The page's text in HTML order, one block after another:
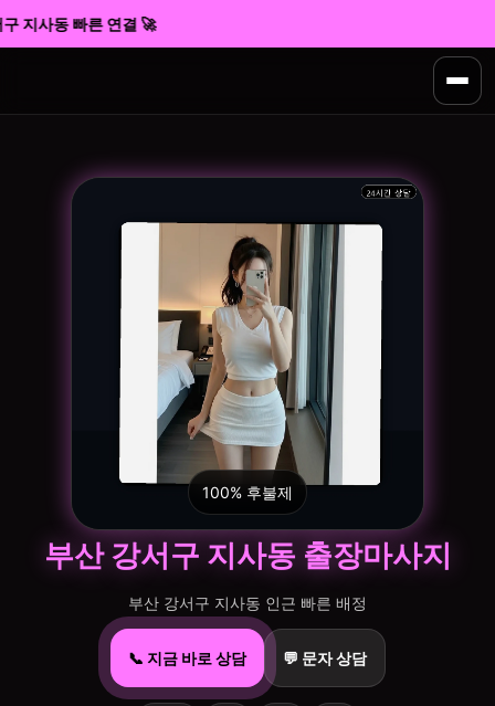
지사동 빠른 연결 🚀
100% 후불제
부산 강서구 지사동 출장마사지
부산 강서구 지사동 인근 빠른 배정
📞 지금 바로 상담 💬 문자 상담